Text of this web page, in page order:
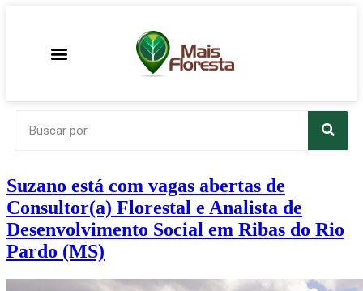
Suzano está com vagas abertas de
Consultor(a) Florestal e Analista de
Desenvolvimento Social em Ribas do Rio
Pardo (MS)